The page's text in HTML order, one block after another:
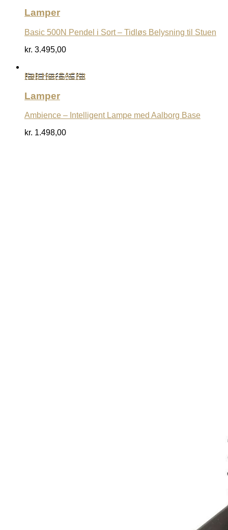
Lamper
Basic 500N Pendel i Sort – Tidløs Belysning til Stuen
kr. 3.495,00
Køb Hos SACKit
Lamper
Ambience – Intelligent Lampe med Aalborg Base
kr. 1.498,00